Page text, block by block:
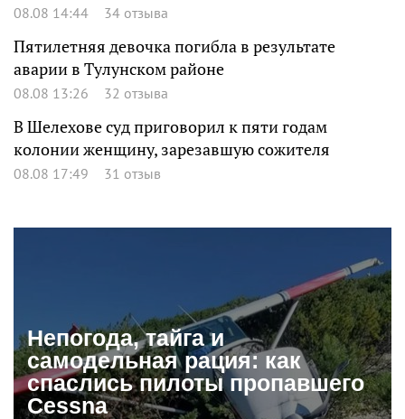
08.08 14:44 34 отзыва
Пятилетняя девочка погибла в результате
аварии в Тулунском районе
08.08 13:26 32 отзыва
В Шелехове суд приговорил к пяти годам
колонии женщину, зарезавшую сожителя
08.08 17:49 31 отзыв
Непогода, тайга и
самодельная рация: как
спаслись пилоты пропавшего
Cessna